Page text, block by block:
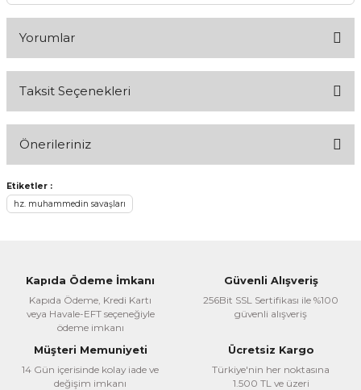
Yorumlar
Taksit Seçenekleri
Önerileriniz
Bu ürünün fiyat bilgisi, resim, ürün açıklamalarında ve diğer
konularda yetersiz gördüğünüz noktaları öneri formunu
kullanarak tarafımıza iletebilirsiniz.
Ürün resmi kalitesiz, bozuk veya görüntülenemiyor.
Ürün açıklamasında eksik bilgiler bulunuyor.
Ürün bilgilerinde hatalar bulunuyor.
Etiketler :
hz. muhammedin savaşları
Kapıda Ödeme İmkanı
Kapıda Ödeme, Kredi Kartı
veya Havale-EFT seçeneğiyle
ödeme imkanı
Güvenli Alışveriş
256Bit SSL Sertifikası ile %100
güvenli alışveriş
Müşteri Memuniyeti
14 Gün içerisinde kolay iade ve
değişim imkanı
Ücretsiz Kargo
Türkiye'nin her noktasına
1.500 TL ve üzeri